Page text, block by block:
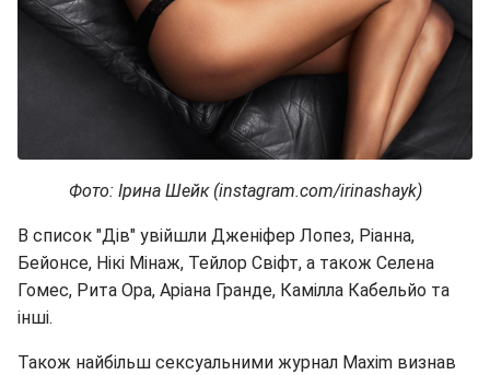
Фото: Ірина Шейк (instagram.com/irinashayk)
В список "Дів" увійшли Дженіфер Лопез, Ріанна,
Бейонсе, Нікі Мінаж, Тейлор Свіфт, а також Селена
Гомес, Рита Ора, Аріана Гранде, Камілла Кабельйо та
інші.
Також найбільш сексуальними журнал Maxim визнав